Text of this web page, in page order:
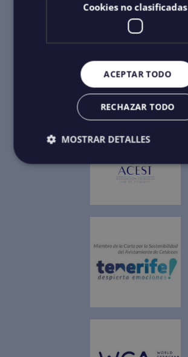
Cookies no clasificadas
ACEPTAR TODO
RECHAZAR TODO
MOSTRAR DETALLES